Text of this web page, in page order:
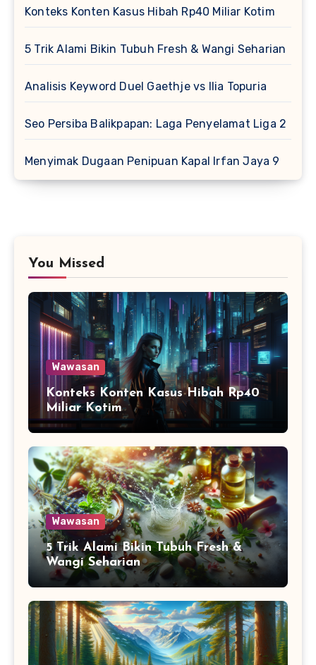
Konteks Konten Kasus Hibah Rp40 Miliar Kotim
5 Trik Alami Bikin Tubuh Fresh & Wangi Seharian
Analisis Keyword Duel Gaethje vs Ilia Topuria
Seo Persiba Balikpapan: Laga Penyelamat Liga 2
Menyimak Dugaan Penipuan Kapal Irfan Jaya 9
You Missed
Wawasan
Konteks Konten Kasus Hibah Rp40
Miliar Kotim
Wawasan
5 Trik Alami Bikin Tubuh Fresh &
Wangi Seharian